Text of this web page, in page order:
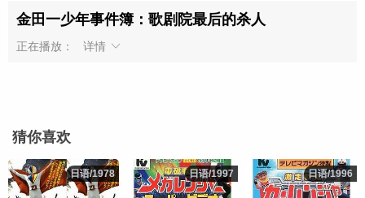
金田一少年事件簿：歌剧院最后的杀人
正在播放： 详情
猜你喜欢
日语/1978
日语/1978 日语/1997
日语/1997 日语/1996
日语/1996